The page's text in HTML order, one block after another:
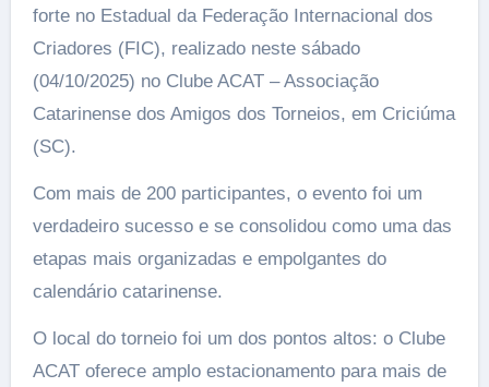
forte no Estadual da Federação Internacional dos
Criadores (FIC), realizado neste sábado
(04/10/2025) no Clube ACAT – Associação
Catarinense dos Amigos dos Torneios, em Criciúma
(SC).
Com mais de 200 participantes, o evento foi um
verdadeiro sucesso e se consolidou como uma das
etapas mais organizadas e empolgantes do
calendário catarinense.
O local do torneio foi um dos pontos altos: o Clube
ACAT oferece amplo estacionamento para mais de